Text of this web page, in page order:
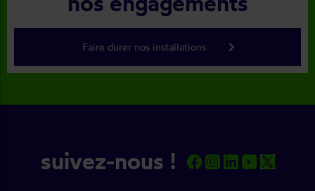
Faire durer nos installations keyboard_arrow_right
suivez-nous !